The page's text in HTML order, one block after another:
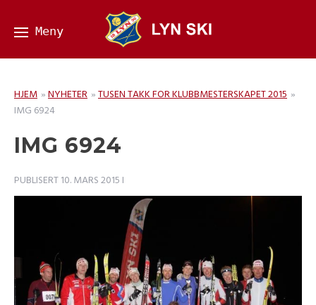
HJEM »NYHETER »TUSEN TAKK FOR KLUBBMESTERSKAPET 2015 »
IMG 6924
IMG 6924
PUBLISERT10. MARS 2015 I